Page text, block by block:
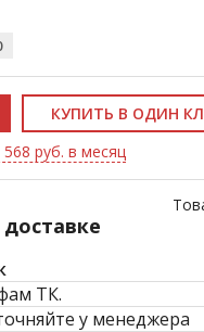
КУПИТЬ В ОДИН
руб. в месяц
ТК.
у менеджера